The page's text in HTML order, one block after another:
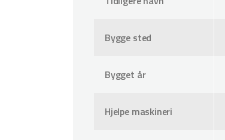
Bygge sted
Bygget år
Hjelpe maskineri